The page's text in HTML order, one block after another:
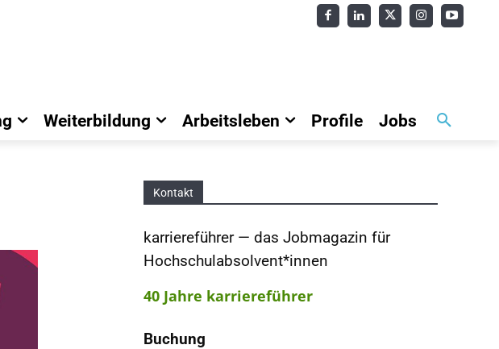
Weiterbildung Arbeitsleben Profile Jobs
Kontakt
karriereführer — das Jobmagazin für
Hochschulabsolvent*innen
40 Jahre karriereführer
Buchung